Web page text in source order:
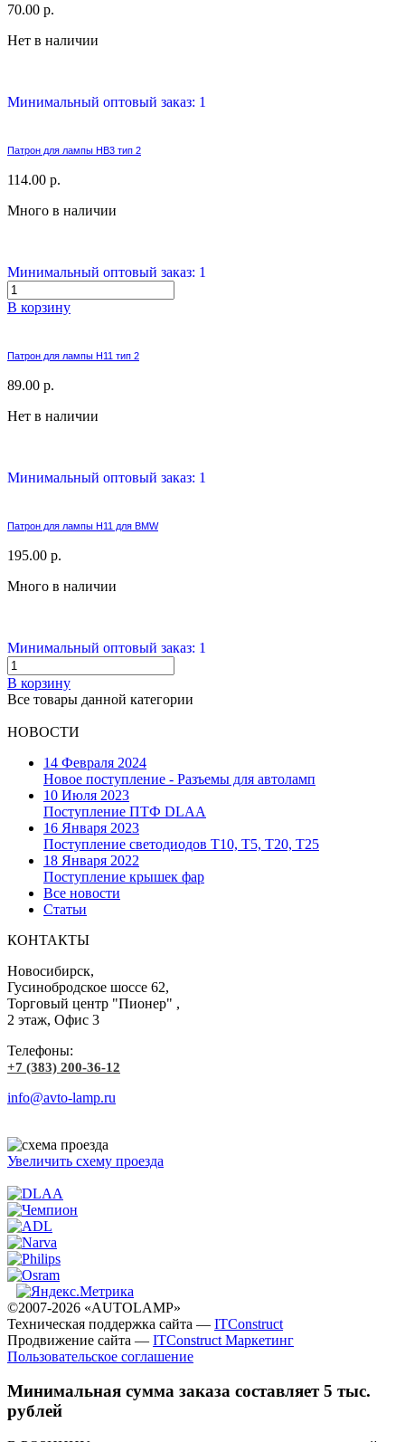
70.00 р.
Нет в наличии
Минимальный оптовый заказ: 1
Патрон для лампы HB3 тип 2
114.00 р.
Много в наличии
Минимальный оптовый заказ: 1
В корзину
Патрон для лампы H11 тип 2
89.00 р.
Нет в наличии
Минимальный оптовый заказ: 1
Патрон для лампы H11 для BMW
195.00 р.
Много в наличии
Минимальный оптовый заказ: 1
В корзину
Все товары данной категории
НОВОСТИ
14 Февраля 2024
Новое поступление - Разъемы для автоламп
10 Июля 2023
Поступление ПТФ DLAA
16 Января 2023
Поступление светодиодов T10, T5, T20, T25
18 Января 2022
Поступление крышек фар
Все новости
Статьи
КОНТАКТЫ
Новосибирск,
Гусинобродское шоссе 62,
Торговый центр "Пионер" ,
2 этаж, Офис 3
Телефоны:
+7 (383) 200-36-12
info@avto-lamp.ru
Увеличить схему проезда
©2007-2026 «AUTOLAMP»
Техническая поддержка сайта — ITConstruct
Продвижение сайта — ITConstruct Маркетинг
Пользовательское соглашение
Минимальная сумма заказа составляет 5 тыс.
рублей